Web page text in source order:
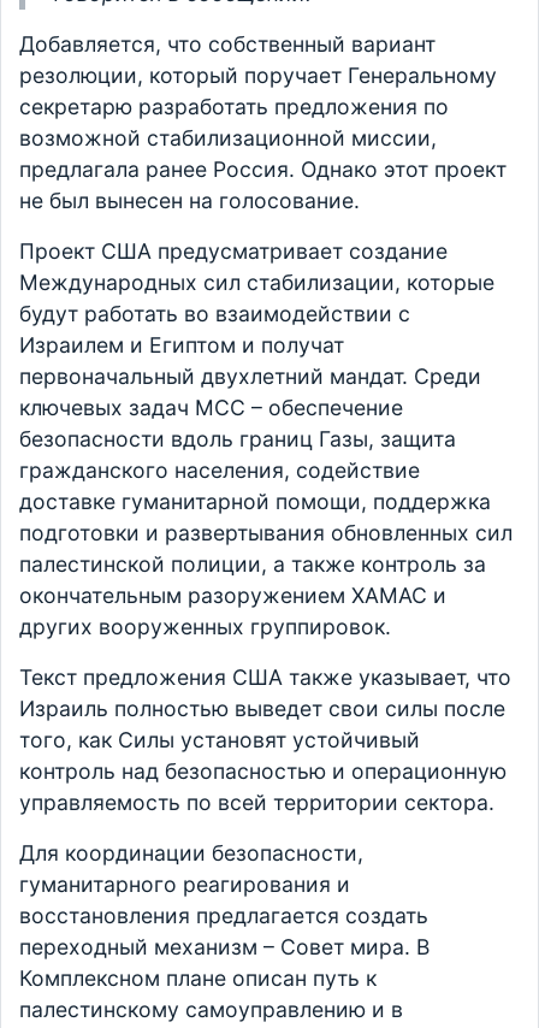
Добавляется, что собственный вариант
резолюции, который поручает Генеральному
секретарю разработать предложения по
возможной стабилизационной миссии,
предлагала ранее Россия. Однако этот проект
не был вынесен на голосование.
Проект США предусматривает создание
Международных сил стабилизации, которые
будут работать во взаимодействии с
Израилем и Египтом и получат
первоначальный двухлетний мандат. Среди
ключевых задач МСС – обеспечение
безопасности вдоль границ Газы, защита
гражданского населения, содействие
доставке гуманитарной помощи, поддержка
подготовки и развертывания обновленных сил
палестинской полиции, а также контроль за
окончательным разоружением ХАМАС и
других вооруженных группировок.
Текст предложения США также указывает, что
Израиль полностью выведет свои силы после
того, как Силы установят устойчивый
контроль над безопасностью и операционную
управляемость по всей территории сектора.
Для координации безопасности,
гуманитарного реагирования и
восстановления предлагается создать
переходный механизм – Совет мира. В
Комплексном плане описан путь к
палестинскому самоуправлению и в